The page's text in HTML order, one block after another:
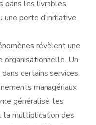
dans les livrables,
une perte d'initiative.
révèlent une
organisationnelle. Un
certains services,
managériaux
généralisé, les
la multiplication des